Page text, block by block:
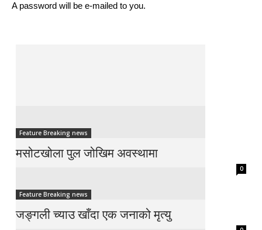
A password will be e-mailed to you.
Feature Breaking news
मसोटखोला पुल जोखिम अवस्थामा
0
Feature Breaking news
जङ्गली च्याउ खाँदा एक जनाको मृत्यु